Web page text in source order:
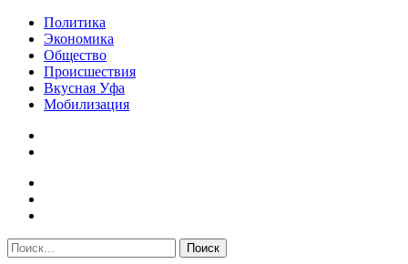
Политика
Экономика
Общество
Происшествия
Вкусная Уфа
Мобилизация